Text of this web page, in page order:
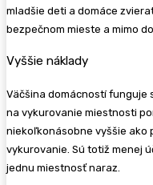
mladšie deti a domáce
bezpečnom mieste a mimo
Vyššie náklady
Väčšina domácností funguje
na vykurovanie miestnosti
niekoľkonásobne vyššie ako
vykurovanie. Sú totiž menej
jednu miestnosť naraz.